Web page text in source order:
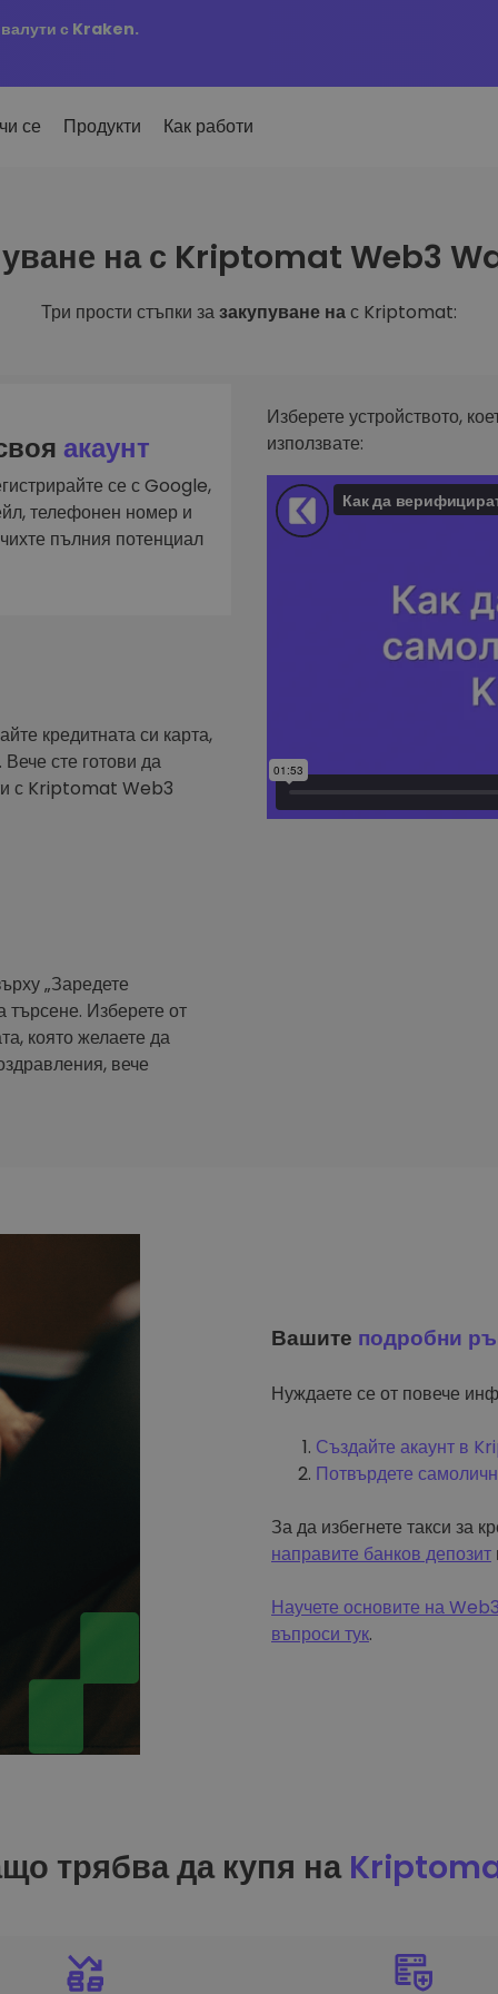
с Kraken.
добавени
добавени токени в
купил за 100 €…
се Продукти
на
за
KriptoEarn
криптовалута
Повтаряща се печалба
Как работи
на с Kriptomat Web3
Три прости стъпки зазакупуване нас Kriptomat:
акаунт
се с Google,
телефонен номер и
пълния потенциал
кредитната си карта,
сте готови да
с Kriptomat Web3
„Заредете
търсене. Изберете от
която желаете да
вече
Изберете устройството,
използвате:
Вашите подробни
Нуждаете се от повече
Създайте акаунт в
Потвърдете
За да избегнете такси за
направите банков депозит
Научете основите на
въпроси тук.
трябва да купя на